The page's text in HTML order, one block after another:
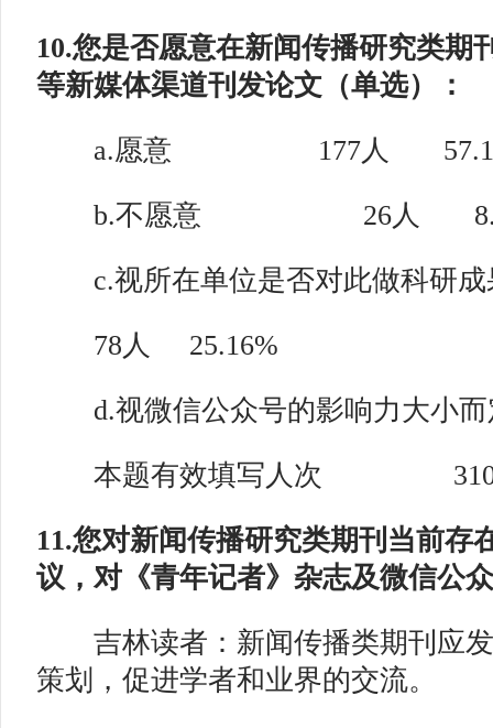
10.您是否愿意在新闻传播研究类期
等新媒体渠道刊发论文（单选）：
a.愿意 177人
b.不愿意 26人
c.视所在单位是否对此做科研成
78人 25.16%
d.视微信公众号的影响力大小
本题有效填写人次
11.您对新闻传播研究类期刊当前存
议，对《青年记者》杂志及微信公
吉林读者：新闻传播类期刊应发
策划，促进学者和业界的交流。